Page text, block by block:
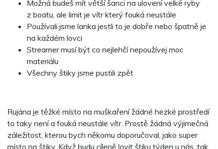
Možná budeš mít větší šanci na ulovení velké ryby
z boatu, ale limit je vítr který fouká neustále
Používali jsme lanka jestli to je dobře nebo špatně je
na každém lovci
Streamer musí být co nejlehčí nepoužívej moc
materiálu
Všechny štiky jsme pustili zpět
Rujána je těžké místo na muškaření žádné hezké prostředí
to taky není a fouká neustále vítr. Prostě žádná výjimečná
záležitost, kterou bych někomu doporučoval, jako super
místo na štiky. Když budu cíleně lovit štiku týden u nás, tak